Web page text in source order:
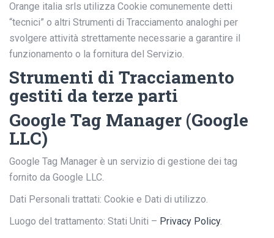
Orange italia srls utilizza Cookie comunemente detti
“tecnici” o altri Strumenti di Tracciamento analoghi per
svolgere attività strettamente necessarie a garantire il
funzionamento o la fornitura del Servizio.
Strumenti di Tracciamento
gestiti da terze parti
Google Tag Manager (Google
LLC)
Google Tag Manager è un servizio di gestione dei tag
fornito da Google LLC.
Dati Personali trattati: Cookie e Dati di utilizzo.
Luogo del trattamento: Stati Uniti – Privacy Policy.